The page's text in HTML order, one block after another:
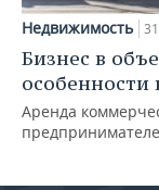
Недвижимость
Бизнес в
Аренда